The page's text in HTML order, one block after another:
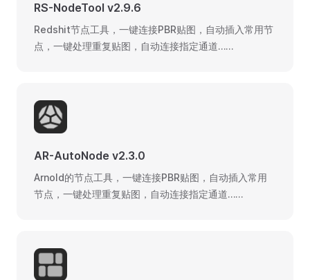
RS-NodeTool v2.9.6
Redshit节点工具，一键连接PBR贴图，自动插入常用节
点，一键处理重复贴图，自动连接指定通道……
AR-AutoNode v2.3.0
Arnold的节点工具，一键连接PBR贴图，自动插入常用
节点，一键处理重复贴图，自动连接指定通道……